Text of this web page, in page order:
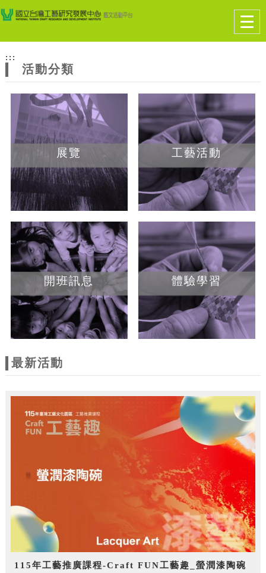
網
站
主
題
跳到主要內容
網站導覽
:::
活動分類
展覽 工藝活動
開班訊息 體驗學習
最新活動
115年工藝推廣課程-Craft FUN工藝趣_螢潤漆陶碗